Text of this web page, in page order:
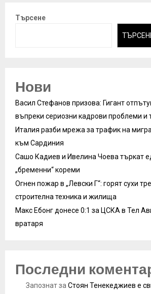
Търсене
Нови
Васил Стефанов призова: Гигант
въпреки сериозни кадрови проблеми и
Италия разби мрежа за трафик на
към Сардиния
Сашо Кадиев и Ивелина Чоева търкат
„бременни“ кореми
Огнен пожар в „Левски Г“: горят сухи
строителна техника и жилища
Макс Ебонг донесе 0:1 за ЦСКА в Тел
вратаря
Последни
Запознатза Стоян Тенекеджиев е